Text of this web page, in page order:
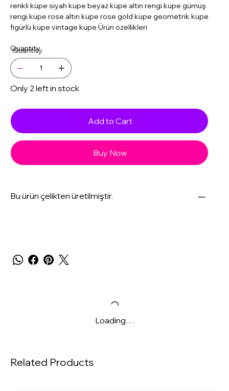
renkli küpe siyah küpe beyaz küpe altın rengi küpe gümüş
rengi küpe rose altın küpe rose gold küpe geometrik küpe
figürlü küpe vintage küpe Ürün özellikleri
Quantity
Only 2 left in stock
Add to Cart
Buy Now
Bu ürün çelikten üretilmiştir.
Loading…
Related Products